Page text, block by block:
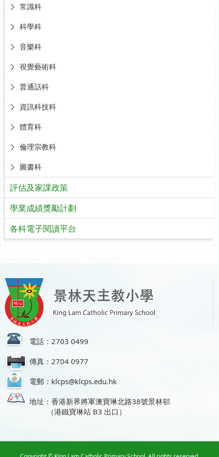
常識科
科學科
音樂科
視覺藝術科
普通話科
資訊科技科
體育科
倫理宗教科
圖書科
評估及家課政策
學業成績獎勵計劃
各科電子閱讀平台
電話：2703 0499
傳真：2704 0977
電郵：klcps@klcps.edu.hk
地址：香港新界將軍澳寶琳北路38號景林邨
（港鐵寶琳站 B3 出口）